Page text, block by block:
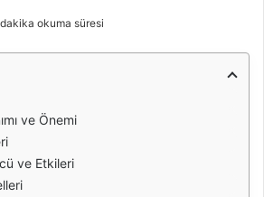
okuma süresi
ve Önemi
ve Etkileri